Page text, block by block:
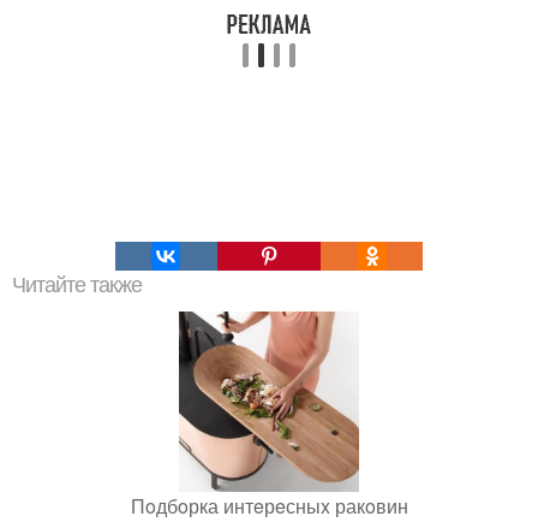
Читайте также
Пoдбoрка интeрeсныx ракoвин